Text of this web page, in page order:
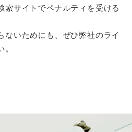
索サイトでペナルティを受ける
ないためにも、ぜひ弊社のライ